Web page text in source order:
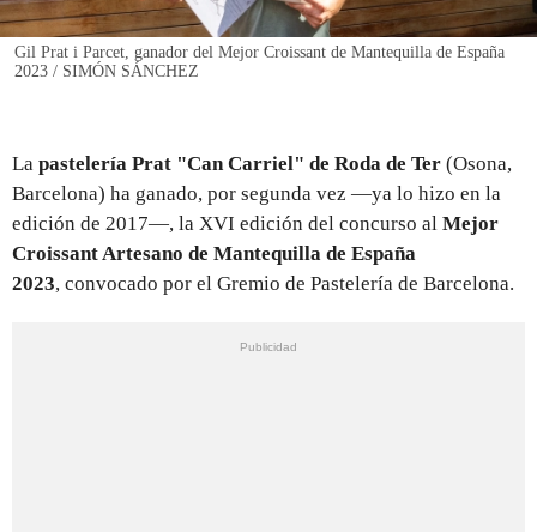
Gil Prat i Parcet, ganador del Mejor Croissant de Mantequilla de España
2023 / SIMÓN SÁNCHEZ
La pastelería Prat "Can Carriel" de Roda de Ter (Osona,
Barcelona) ha ganado, por segunda vez —ya lo hizo en la
edición de 2017—, la XVI edición del concurso al Mejor
Croissant Artesano de Mantequilla de España
2023, convocado por el Gremio de Pastelería de Barcelona.